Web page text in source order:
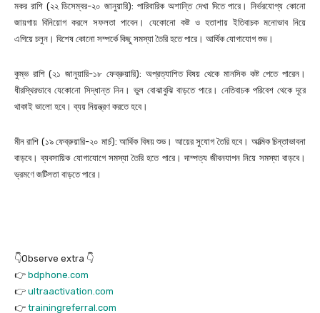
মকর রাশি (২২ ডিসেম্বর-২০ জানুয়ারি): পারিবারিক অশান্তি দেখা দিতে পারে। নির্ভরযোগ্য কোনো
জায়গায় বিনিয়োগ করলে সফলতা পাবেন। যেকোনো কষ্ট ও হতাশায় ইতিবাচক মনোভাব নিয়ে
এগিয়ে চলুন। বিশেষ কোনো সম্পর্কে কিছু সমস্যা তৈরি হতে পারে। আর্থিক যোগাযোগ শুভ।
কুম্ভ রাশি (২১ জানুয়ারি-১৮ ফেব্রুয়ারি): অপ্রত্যাশিত বিষয় থেকে মানসিক কষ্ট পেতে পারেন।
ধীরস্থিরভাবে যেকোনো সিদ্ধান্ত নিন। ভুল বোঝাবুঝি বাড়তে পারে। নেতিবাচক পরিবেশ থেকে দূরে
থাকাই ভালো হবে। ব্যয় নিয়ন্ত্রণ করতে হবে।
মীন রাশি (১৯ ফেব্রুয়ারি-২০ মার্চ): আর্থিক বিষয় শুভ। আয়ের সুযোগ তৈরি হবে। আত্মিক চিন্তাভাবনা
বাড়বে। ব্যবসায়িক যোগাযোগে সমস্যা তৈরি হতে পারে। দাম্পত্য জীবনযাপন নিয়ে সমস্যা বাড়বে।
ভ্রমণে জটিলতা বাড়তে পারে।
👇Observe extra 👇
👉 bdphone.com
👉 ultraactivation.com
👉 trainingreferral.com